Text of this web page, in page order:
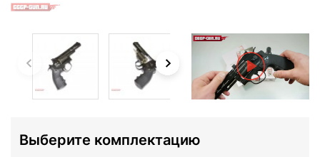
Выберите комплектацию